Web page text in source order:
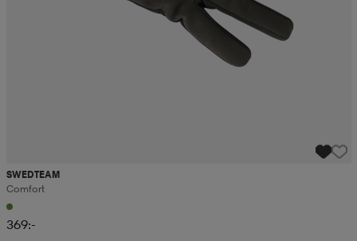
SWEDTEAM
Comfort
369:-